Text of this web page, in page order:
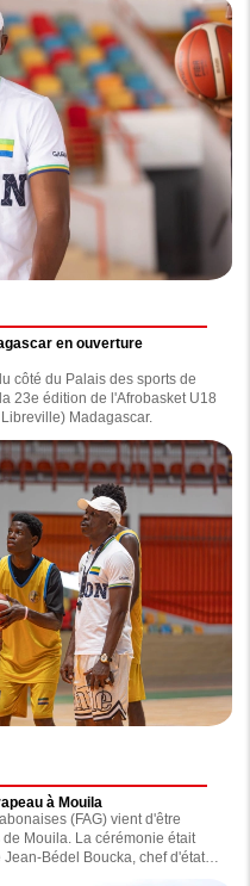
en ouverture
côté du Palais des sports de
23e édition de l'Afrobasket U18
Madagascar.
à Mouila
(FAG) vient d'être
Mouila. La cérémonie était
Bédel Boucka, chef d'état-